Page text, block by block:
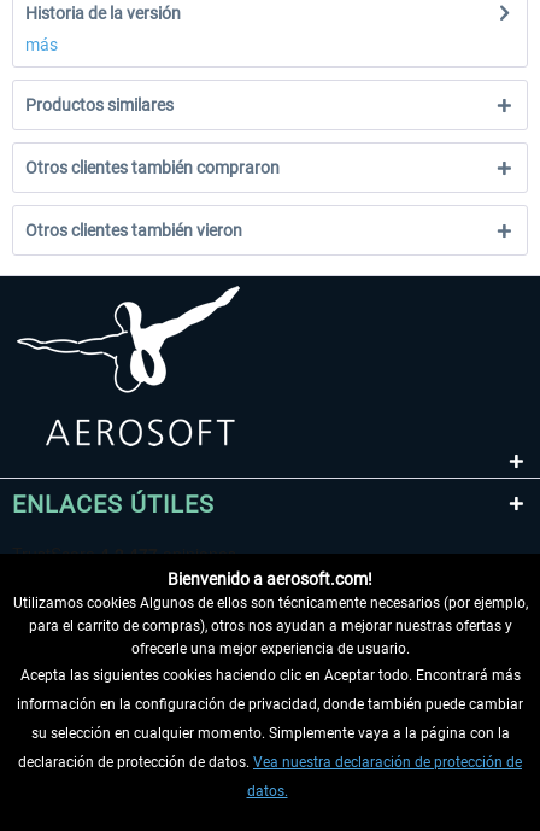
Historia de la versión
más
Productos similares
Otros clientes también compraron
Otros clientes también vieron
ENLACES ÚTILES
DESISTIR DEL CONTRATO
INFORMACIÓN
Bienvenido a aerosoft.com!
Utilizamos cookies Algunos de ellos son técnicamente necesarios (por ejemplo,
para el carrito de compras), otros nos ayudan a mejorar nuestras ofertas y
ofrecerle una mejor experiencia de usuario.
Acepta las siguientes cookies haciendo clic en Aceptar todo. Encontrará más
información en la configuración de privacidad, donde también puede cambiar
su selección en cualquier momento. Simplemente vaya a la página con la
declaración de protección de datos. Vea nuestra declaración de protección de
datos.